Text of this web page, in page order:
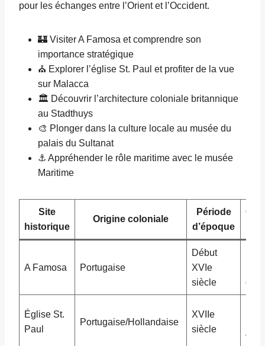
pour les échanges entre l’Orient et l’Occident.
🏰 Visiter A Famosa et comprendre son
importance stratégique
⛪ Explorer l’église St. Paul et profiter de la vue
sur Malacca
🏛 Découvrir l’architecture coloniale britannique
au Stadthuys
🎨 Plonger dans la culture locale au musée du
palais du Sultanat
⚓ Appréhender le rôle maritime avec le musée
Maritime
Site
historique
Origine coloniale
Période
d’époque
A Famosa Portugaise
Début
XVIe
siècle
Église St.
Paul
Portugaise/Hollandaise
XVIIe
siècle
ville